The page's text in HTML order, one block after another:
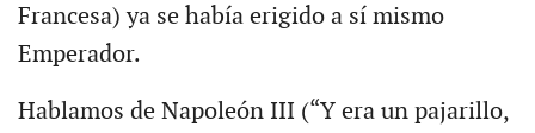
Francesa) ya se había erigido a sí mismo
Emperador.
Hablamos de Napoleón III (“Y era un pajarillo,